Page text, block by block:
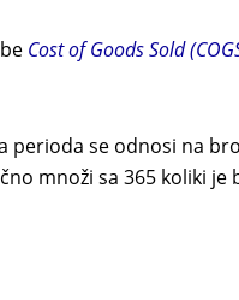
Cost of Goods Sold
perioda se odnosi na
množi sa 365 koliki je